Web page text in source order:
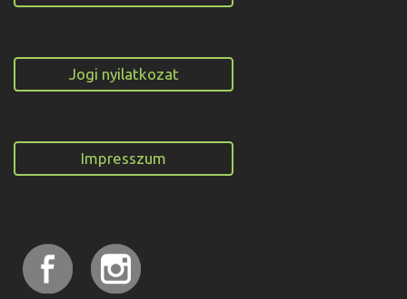
Jogi nyilatkozat
Impresszum